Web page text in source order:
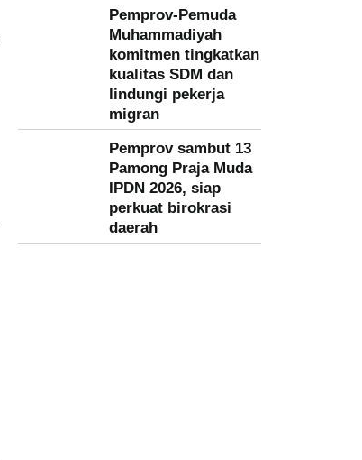
Pemprov-Pemuda
Muhammadiyah
komitmen tingkatkan
kualitas SDM dan
lindungi pekerja
migran
Pemprov sambut 13
Pamong Praja Muda
IPDN 2026, siap
perkuat birokrasi
daerah